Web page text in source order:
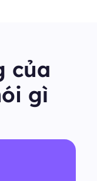
của
gì